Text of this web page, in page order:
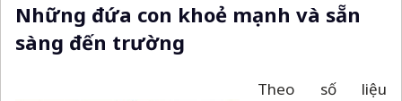
Những đứa con khoẻ mạnh và sẵn
sàng đến trường
Theo số liệu